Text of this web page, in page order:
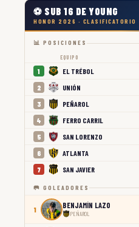
⚽ SUB 16 DE YOUNG
HONOR 2026 · CLASIFICATORIO
📊 POSICIONES
EQUIPO
1 EL TRÉBOL
2 UNIÓN
3 PEÑAROL
4 FERRO CARRIL
5 SAN LORENZO
6 ATLANTA
7 SAN JAVIER
🥅 GOLEADORES
1 BENJAMÍN LAZO
PEÑAROL